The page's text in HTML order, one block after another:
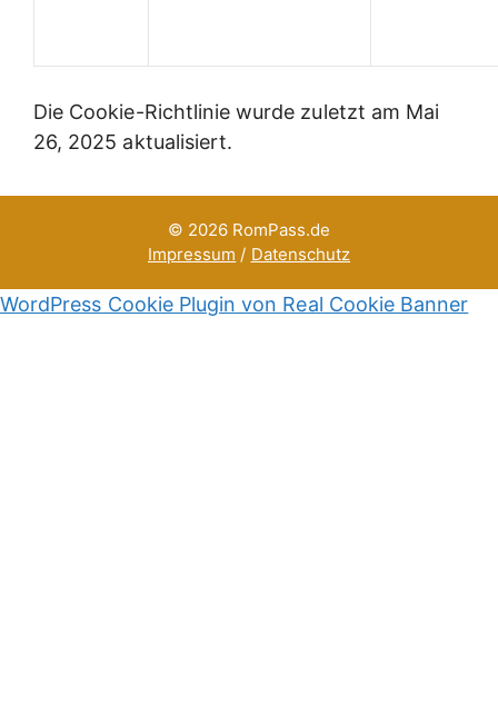
Die Cookie-Richtlinie wurde zuletzt am Mai
26, 2025 aktualisiert.
© 2026 RomPass.de
Impressum / Datenschutz
WordPress Cookie Plugin von Real Cookie Banner